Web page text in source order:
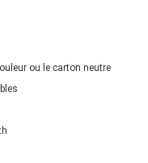
ou le carton neutre